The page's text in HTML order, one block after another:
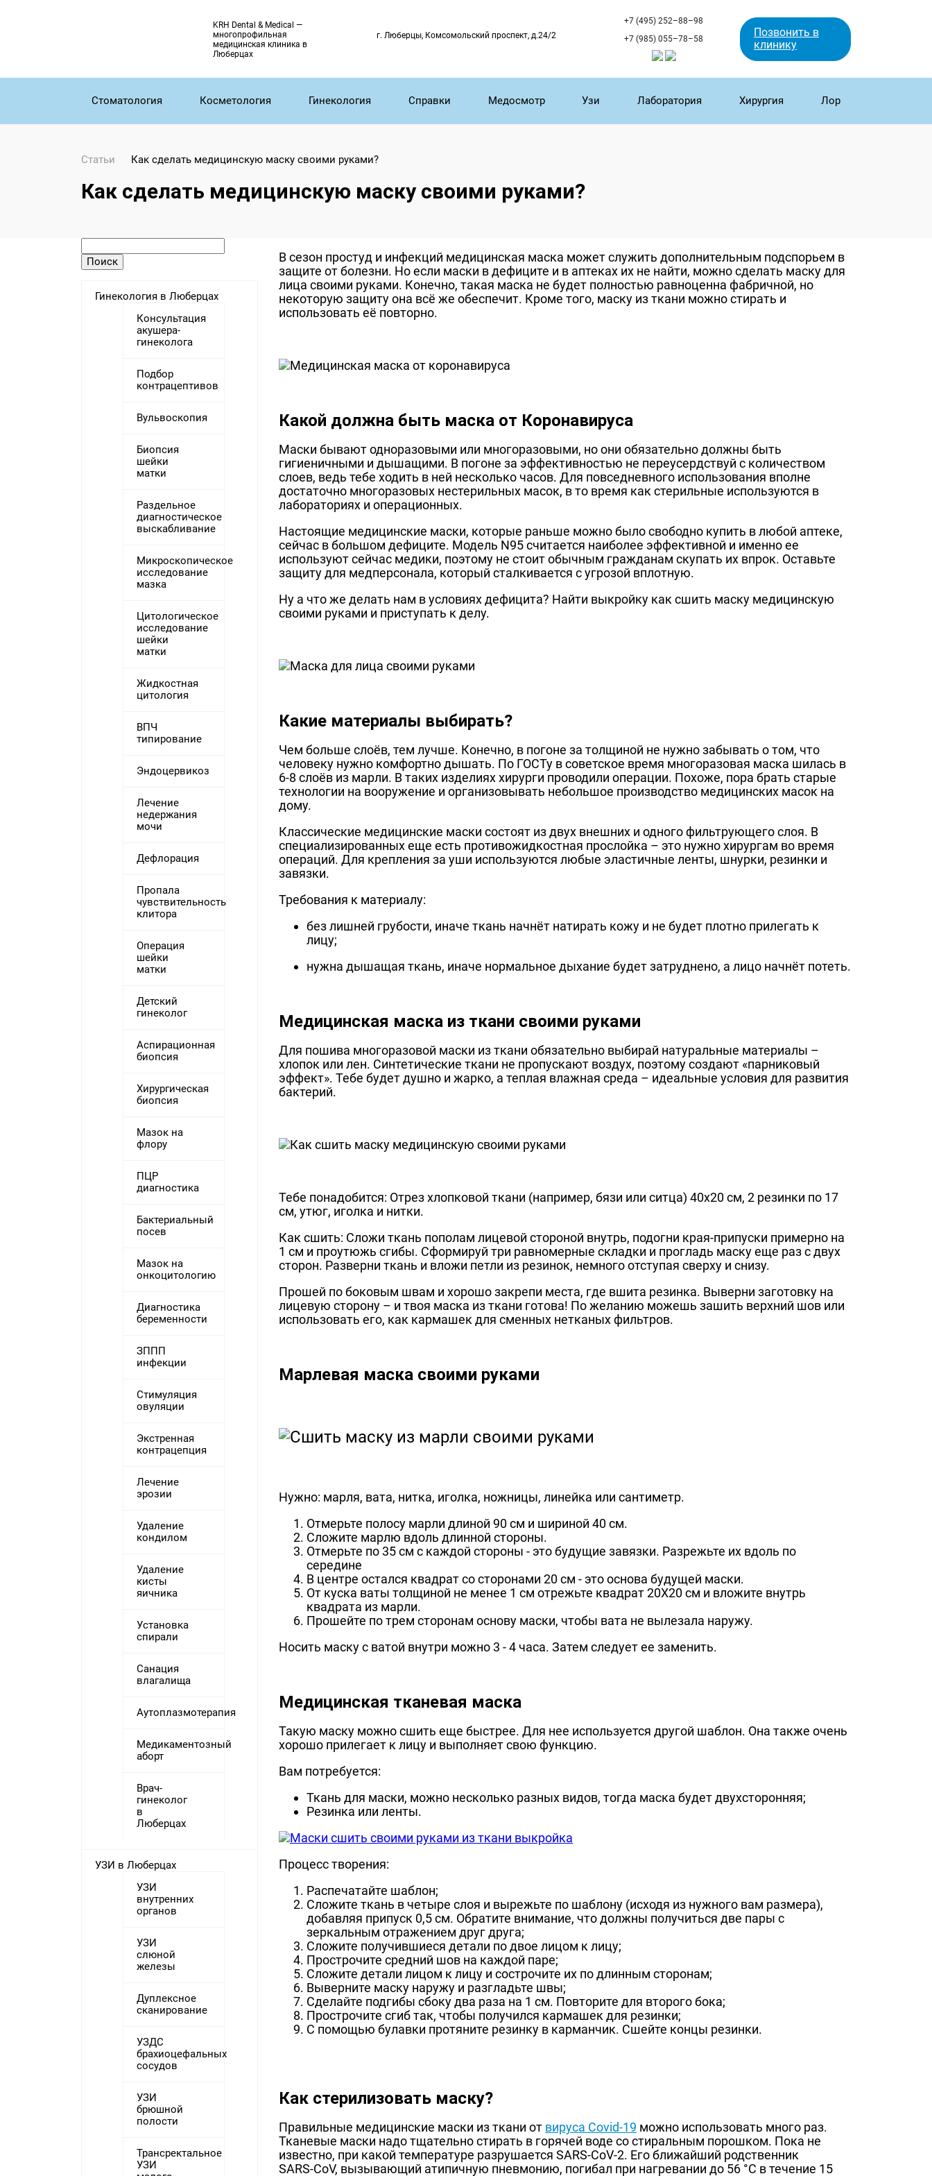
KRH Dental & Medical —
многопрофильная
медицинская клиника в
Люберцах
г. Люберцы, Комсомольский проспект, д.24/2
+7 (495) 252–88–98
+7 (985) 055–78–58
Позвонить в
клинику
Стоматология Косметология Гинекология Справки Медосмотр Узи Лаборатория Хирургия Лор
Статьи Как сделать медицинскую маску своими руками?
Как сделать медицинскую маску своими руками?
Гинекология в Люберцах
Консультация
акушера-
гинеколога
Подбор
контрацептивов
Вульвоскопия
Биопсия
шейки
матки
Раздельное
диагностическое
выскабливание
Микроскопическое
исследование
мазка
Цитологическое
исследование
шейки
матки
Жидкостная
цитология
ВПЧ
типирование
Эндоцервикоз
Лечение
недержания
мочи
Дефлорация
Пропала
чувствительность
клитора
Операция
шейки
матки
Детский
гинеколог
Аспирационная
биопсия
Хирургическая
биопсия
Мазок на
флору
ПЦР
диагностика
Бактериальный
посев
Мазок на
онкоцитологию
Диагностика
беременности
ЗППП
инфекции
Стимуляция
овуляции
Экстренная
контрацепция
Лечение
эрозии
Удаление
кондилом
Удаление
кисты
яичника
Установка
спирали
Санация
влагалища
Аутоплазмотерапия
Медикаментозный
аборт
Врач-
гинеколог
в
Люберцах
УЗИ в Люберцах
УЗИ
внутренних
органов
УЗИ
слюной
железы
Дуплексное
сканирование
УЗДС
брахиоцефальных
сосудов
УЗИ
брюшной
полости
Трансректальное
УЗИ
В сезон простуд и инфекций медицинская маска может служить дополнительным подспорьем в
защите от болезни. Но если маски в дефиците и в аптеках их не найти, можно сделать маску для
лица своими руками. Конечно, такая маска не будет полностью равноценна фабричной, но
некоторую защиту она всё же обеспечит. Кроме того, маску из ткани можно стирать и
использовать её повторно.
Какой должна быть маска от Коронавируса
Маски бывают одноразовыми или многоразовыми, но они обязательно должны быть
гигиеничными и дышащими. В погоне за эффективностью не переусердствуй с количеством
слоев, ведь тебе ходить в ней несколько часов. Для повседневного использования вполне
достаточно многоразовых нестерильных масок, в то время как стерильные используются в
лабораториях и операционных.
Настоящие медицинские маски, которые раньше можно было свободно купить в любой аптеке,
сейчас в большом дефиците. Модель N95 считается наиболее эффективной и именно ее
используют сейчас медики, поэтому не стоит обычным гражданам скупать их впрок. Оставьте
защиту для медперсонала, который сталкивается с угрозой вплотную.
Ну а что же делать нам в условиях дефицита? Найти выкройку как сшить маску медицинскую
своими руками и приступать к делу.
Какие материалы выбирать?
Чем больше слоёв, тем лучше. Конечно, в погоне за толщиной не нужно забывать о том, что
человеку нужно комфортно дышать. По ГОСТу в советское время многоразовая маска шилась в
6-8 слоёв из марли. В таких изделиях хирурги проводили операции. Похоже, пора брать старые
технологии на вооружение и организовывать небольшое производство медицинских масок на
дому.
Классические медицинские маски состоят из двух внешних и одного фильтрующего слоя. В
специализированных еще есть противожидкостная прослойка – это нужно хирургам во время
операций. Для крепления за уши используются любые эластичные ленты, шнурки, резинки и
завязки.
Требования к материалу:
без лишней грубости, иначе ткань начнёт натирать кожу и не будет плотно прилегать к
лицу;
нужна дышащая ткань, иначе нормальное дыхание будет затруднено, а лицо начнёт потеть.
Медицинская маска из ткани своими руками
Для пошива многоразовой маски из ткани обязательно выбирай натуральные материалы –
хлопок или лен. Синтетические ткани не пропускают воздух, поэтому создают «парниковый
эффект». Тебе будет душно и жарко, а теплая влажная среда – идеальные условия для развития
бактерий.
Тебе понадобится: Отрез хлопковой ткани (например, бязи или ситца) 40х20 см, 2 резинки по 17
см, утюг, иголка и нитки.
Как сшить: Сложи ткань пополам лицевой стороной внутрь, подогни края-припуски примерно на
1 см и проутюжь сгибы. Сформируй три равномерные складки и прогладь маску еще раз с двух
сторон. Разверни ткань и вложи петли из резинок, немного отступая сверху и снизу.
Прошей по боковым швам и хорошо закрепи места, где вшита резинка. Выверни заготовку на
лицевую сторону – и твоя маска из ткани готова! По желанию можешь зашить верхний шов или
использовать его, как кармашек для сменных нетканых фильтров.
Марлевая маска своими руками
Нужно: марля, вата, нитка, иголка, ножницы, линейка или сантиметр.
Отмерьте полосу марли длиной 90 см и шириной 40 см.
Сложите марлю вдоль длинной стороны.
Отмерьте по 35 см с каждой стороны - это будущие завязки. Разрежьте их вдоль по
середине
В центре остался квадрат со сторонами 20 см - это основа будущей маски.
От куска ваты толщиной не менее 1 см отрежьте квадрат 20X20 см и вложите внутрь
квадрата из марли.
Прошейте по трем сторонам основу маски, чтобы вата не вылезала наружу.
Носить маску с ватой внутри можно 3 - 4 часа. Затем следует ее заменить.
Медицинская тканевая маска
Такую маску можно сшить еще быстрее. Для нее используется другой шаблон. Она также очень
хорошо прилегает к лицу и выполняет свою функцию.
Вам потребуется:
Ткань для маски, можно несколько разных видов, тогда маска будет двухсторонняя;
Резинка или ленты.
Процесс творения:
Распечатайте шаблон;
Сложите ткань в четыре слоя и вырежьте по шаблону (исходя из нужного вам размера),
добавляя припуск 0,5 см. Обратите внимание, что должны получиться две пары с
зеркальным отражением друг друга;
Сложите получившиеся детали по двое лицом к лицу;
Прострочите средний шов на каждой паре;
Сложите детали лицом к лицу и сострочите их по длинным сторонам;
Выверните маску наружу и разгладьте швы;
Сделайте подгибы сбоку два раза на 1 см. Повторите для второго бока;
Прострочите сгиб так, чтобы получился кармашек для резинки;
С помощью булавки протяните резинку в карманчик. Сшейте концы резинки.
Как стерилизовать маску?
Правильные медицинские маски из ткани от вируса Covid-19 можно использовать много раз.
Тканевые маски надо тщательно стирать в горячей воде со стиральным порошком. Пока не
известно, при какой температуре разрушается SARS‑CoV‑2. Его ближайший родственник
SARS‑CoV, вызывающий атипичную пневмонию, погибал при нагревании до 56 °С в течение 15